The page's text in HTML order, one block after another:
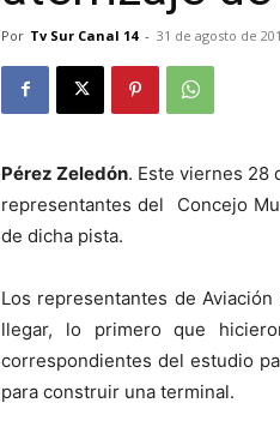
Por Tv Sur Canal 14 - 31 de agosto de
Pérez Zeledón. Este viernes 28
representantes del Concejo
de dicha pista.
Los representantes de
llegar, lo primero que
correspondientes del estudio
para construir una terminal.